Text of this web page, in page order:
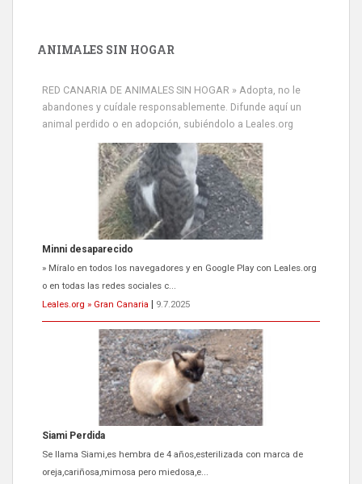
ANIMALES SIN HOGAR
RED CANARIA DE ANIMALES SIN HOGAR » Adopta, no le
abandones y cuídale responsablemente. Difunde aquí un
animal perdido o en adopción, subiéndolo a Leales.org
Minni desaparecido
» Míralo en todos los navegadores y en Google Play con Leales.org
o en todas las redes sociales c...
Leales.org » Gran Canaria
9.7.2025
Siami Perdida
Se llama Siami,es hembra de 4 años,esterilizada con marca de
oreja,cariñosa,mimosa pero miedosa,e...